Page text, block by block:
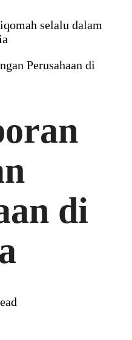
selalu dalam
Perusahaan di
di